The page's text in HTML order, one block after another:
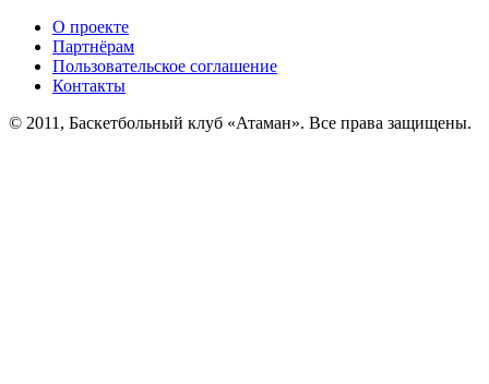
О проекте
Партнёрам
Пользовательское соглашение
Контакты
© 2011, Баскетбольный клуб «Атаман». Все права защищены.